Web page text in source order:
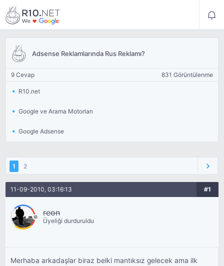
Adsense Reklamlarında Rus Reklamı?
9 Cevap 831 Görüntülenme
R10.net
Google ve Arama Motorları
Google Adsense
1 2
11-09-2010, 03:16:13 #1
reon
Üyeliği durduruldu
Merhaba arkadaşlar biraz belki mantıksız gelecek ama ilk